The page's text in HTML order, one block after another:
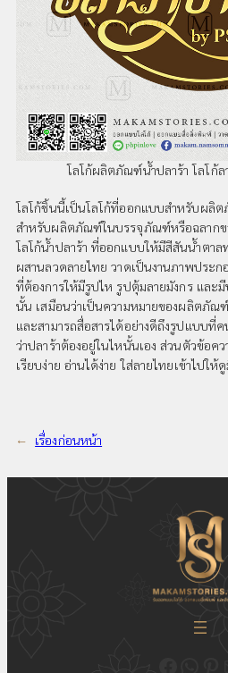
โลโก้ผลิตภัณฑ์น้ำปลาร้า โลโก้ล
โลโก้ชิ้นนี้เป็นโลโก้ที่ออกแบบสำหรับผลิ
สำหรับผลิตภัณฑ์ในบรรจุภัณฑ์หรือฉลาก
โลโก้น้ำปลาร้า ที่ออกแบบให้มีสีสันน้ำตาล
ผสานลวดลายไทย วาดเป็นงานภาพประก
ที่ต้องการให้มีรูปไห รูปตุ้มลายมังกร และ
นั้น เสมือนว่าเป็นความหมายของผลิตภัณ
และสามารถสื่อสารได้อย่างดีถึงรูปแบบที่
ว่าปลาร้าต้องอยู่ในไหนั้นเอง ส่วนตัวข้อ
เรียบง่าย อ่านได้ง่าย ใส่ลายไทยเข้าไปใ
← เรื่องก่อนหน้า